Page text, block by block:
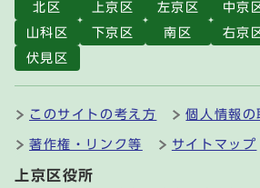
北区 上京区 左京区 中京
山科区
下京区 南区 右京
伏見区
このサイトの考え方 個人情報の
著作権・リンク等 サイトマップ
上京区役所